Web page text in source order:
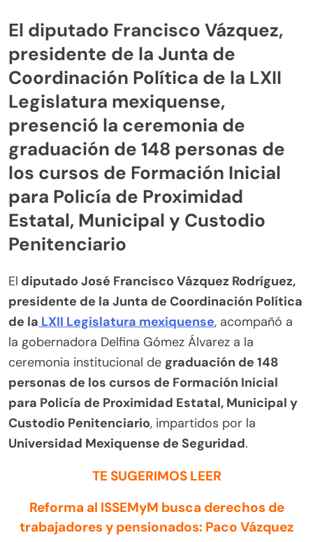
El diputado Francisco Vázquez,
presidente de la Junta de
Coordinación Política de la LXII
Legislatura mexiquense,
presenció la ceremonia de
graduación de 148 personas de
los cursos de Formación Inicial
para Policía de Proximidad
Estatal, Municipal y Custodio
Penitenciario
El diputado José Francisco Vázquez Rodríguez,
presidente de la Junta de Coordinación Política
de la LXII Legislatura mexiquense, acompañó a
la gobernadora Delfina Gómez Álvarez a la
ceremonia institucional de graduación de 148
personas de los cursos de Formación Inicial
para Policía de Proximidad Estatal, Municipal y
Custodio Penitenciario, impartidos por la
Universidad Mexiquense de Seguridad.
TE SUGERIMOS LEER
Reforma al ISSEMyM busca derechos de
trabajadores y pensionados: Paco Vázquez